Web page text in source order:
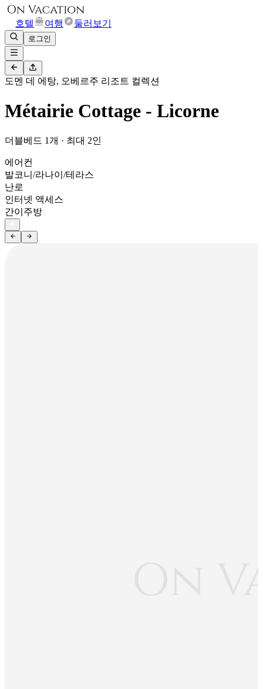
호텔 여행 둘러보기
로그인
도멘 데 에탕, 오베르주 리조트 컬렉션
Métairie Cottage - Licorne
더블베드 1개 · 최대 2인
에어컨
발코니/라나이/테라스
난로
인터넷 액세스
간이주방